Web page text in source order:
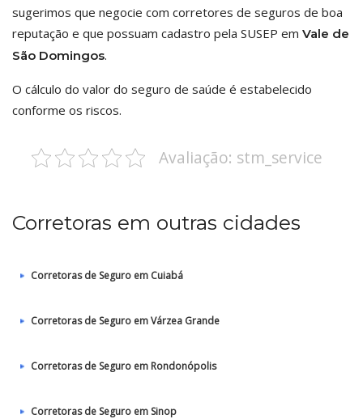
sugerimos que negocie com corretores de seguros de boa
reputação e que possuam cadastro pela SUSEP em Vale de
São Domingos.
O cálculo do valor do seguro de saúde é estabelecido
conforme os riscos.
Avaliação: stm_service
Corretoras em outras cidades
Corretoras de Seguro em Cuiabá
Corretoras de Seguro em Várzea Grande
Corretoras de Seguro em Rondonópolis
Corretoras de Seguro em Sinop